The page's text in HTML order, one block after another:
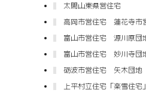
太閤山東県営住宅
高岡市営住宅 蓮花寺市
富山市営住宅 源川原団
富山市営住宅 妙川寺団
砺波市営住宅 矢木団地
上平村立住宅「楽雪住宅」